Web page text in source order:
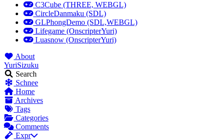
C3Cube (THREE, WEBGL)
CircleDanmaku (SDL)
GLPhongDemo (SDL,WEBGL)
Lifegame (OnscripterYuri)
Luasnow (OnscripterYuri)
About
YuriSizuku
Search
Schnee
Home
Archives
Tags
Categories
Comments
Expr